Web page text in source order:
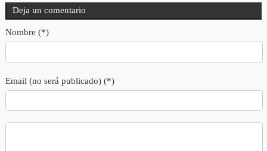
Deja un comentario
Nombre (*)
Email (no será publicado) (*)